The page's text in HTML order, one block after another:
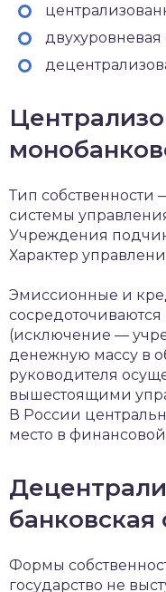
двухуровневая
Тип собственности
системы
Учреждения
Характер
Эмиссионные и
(исключение —
денежную массу в
руководителя
вышестоящими
В России
место в
банковская
Формы
государство не